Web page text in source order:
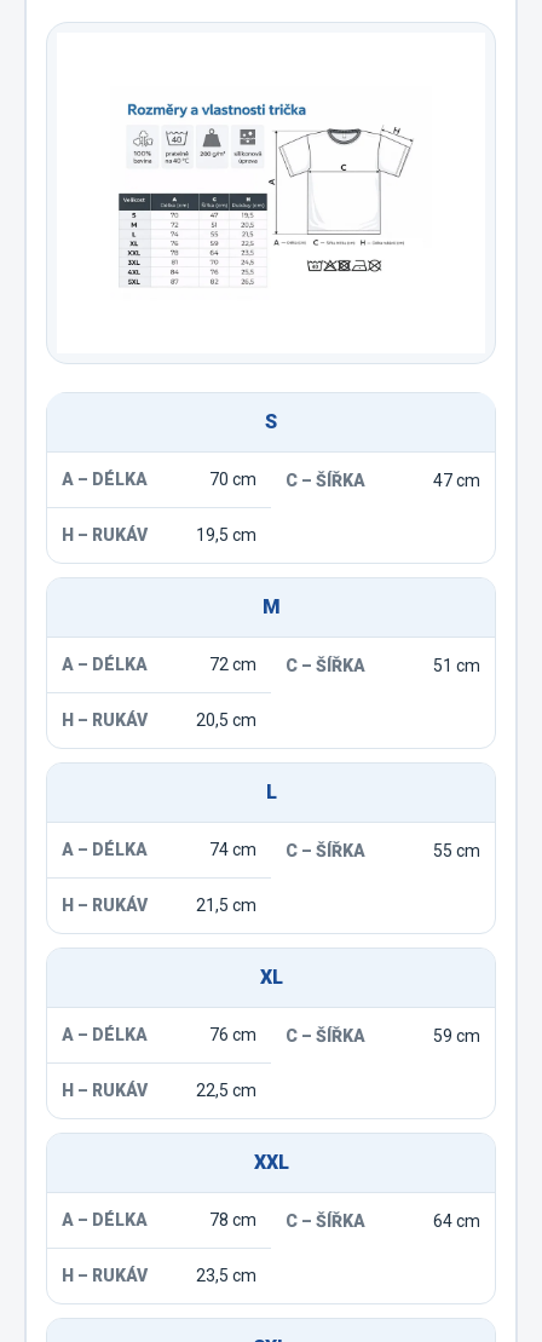
S
70 cm 47 cm
19,5 cm
M
72 cm 51 cm
20,5 cm
L
74 cm 55 cm
21,5 cm
XL
76 cm 59 cm
22,5 cm
XXL
78 cm 64 cm
23,5 cm